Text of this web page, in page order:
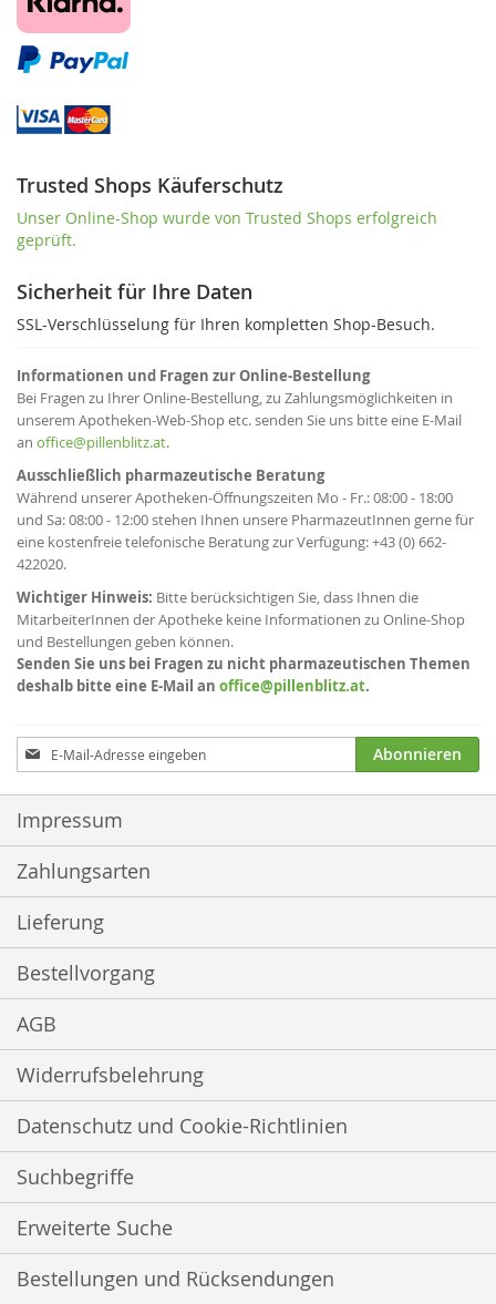
Trusted Shops Käuferschutz
Unser Online-Shop wurde von Trusted Shops erfolgreich
geprüft.
Sicherheit für Ihre Daten
SSL-Verschlüsselung für Ihren kompletten Shop-Besuch.
Informationen und Fragen zur Online-Bestellung
Bei Fragen zu Ihrer Online-Bestellung, zu Zahlungsmöglichkeiten in
unserem Apotheken-Web-Shop etc. senden Sie uns bitte eine E-Mail
an office@pillenblitz.at.
Ausschließlich pharmazeutische Beratung
Während unserer Apotheken-Öffnungszeiten Mo - Fr.: 08:00 - 18:00
und Sa: 08:00 - 12:00 stehen Ihnen unsere PharmazeutInnen gerne für
eine kostenfreie telefonische Beratung zur Verfügung: +43 (0) 662-
422020.
Wichtiger Hinweis: Bitte berücksichtigen Sie, dass Ihnen die
MitarbeiterInnen der Apotheke keine Informationen zu Online-Shop
und Bestellungen geben können.
Senden Sie uns bei Fragen zu nicht pharmazeutischen Themen
deshalb bitte eine E-Mail an office@pillenblitz.at.
Anmeldung
zum
Newsletter:
Abonnieren
Impressum
Zahlungsarten
Lieferung
Bestellvorgang
AGB
Widerrufsbelehrung
Datenschutz und Cookie-Richtlinien
Suchbegriffe
Erweiterte Suche
Bestellungen und Rücksendungen